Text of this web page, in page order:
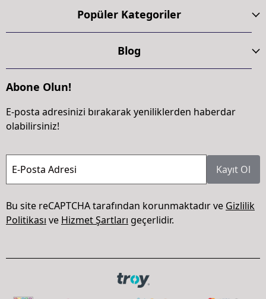
Popüler Kategoriler
Blog
Abone Olun!
E-posta adresinizi bırakarak yeniliklerden haberdar
olabilirsiniz!
E-Posta Adresi Kayıt Ol
Bu site reCAPTCHA tarafından korunmaktadır ve Gizlilik
Politikası ve Hizmet Şartları geçerlidir.